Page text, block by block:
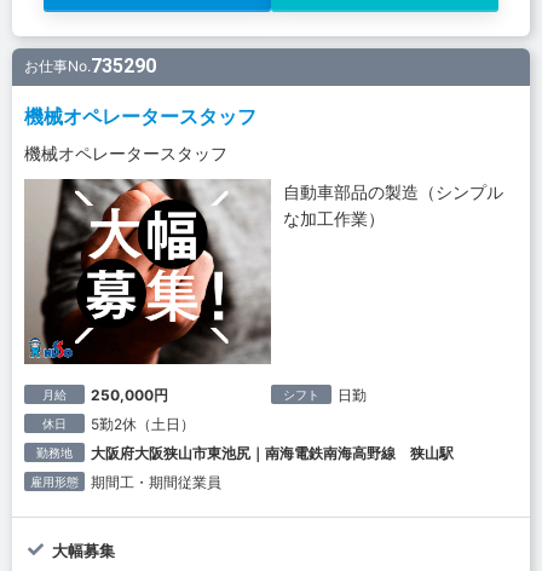
お仕事No.735290
機械オペレータースタッフ
機械オペレータースタッフ
自動車部品の製造（シンプル
な加工作業）
月給 250,000円 シフト 日勤
休日 5勤2休（土日）
勤務地 大阪府大阪狭山市東池尻｜南海電鉄南海高野線 狭山駅
雇用形態 期間工・期間従業員
大幅募集